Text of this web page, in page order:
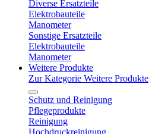
Diverse Ersatzteile
Elektrobauteile
Manometer
Sonstige Ersatzteile
Elektrobauteile
Manometer
Weitere Produkte
Zur Kategorie Weitere Produkte
Schutz und Reinigung
Pflegeprodukte
Reinigung
Hochdruckreinigung